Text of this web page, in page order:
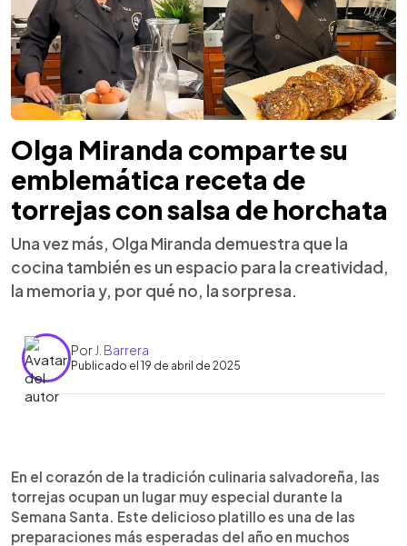
Olga Miranda comparte su
emblemática receta de
torrejas con salsa de horchata
Una vez más, Olga Miranda demuestra que la
cocina también es un espacio para la creatividad,
la memoria y, por qué no, la sorpresa.
Por J. Barrera
Publicado el 19 de abril de 2025
Escuchar artículo
En el corazón de la tradición culinaria salvadoreña, las
torrejas ocupan un lugar muy especial durante la
Semana Santa. Este delicioso platillo es una de las
preparaciones más esperadas del año en muchos